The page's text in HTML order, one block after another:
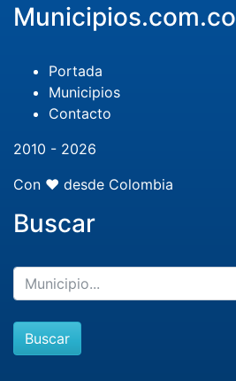
Municipios.com.co
Portada
Municipios
Contacto
2010 - 2026
Con ❤️ desde Colombia
Buscar
Buscar